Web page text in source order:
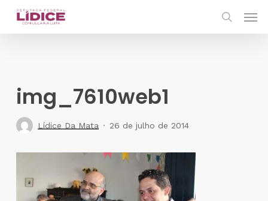
Skip
img_7610web1
Lídice Da Mata 26 de julho de 2014